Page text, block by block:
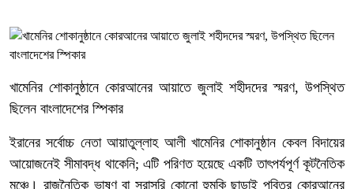
খামেনির শোকানুষ্ঠানে কোরআনের আয়াতে জুলাই শহীদদের স্মরণ, উপস্থিত
ছিলেন বাংলাদেশের স্পিকার
ইরানের সর্বোচ্চ নেতা আয়াতুল্লাহ আলী খামেনির শোকানুষ্ঠান কেবল বিদায়ের
আয়োজনেই সীমাবদ্ধ থাকেনি; এটি পরিণত হয়েছে একটি তাৎপর্যপূর্ণ কূটনৈতিক
মঞ্চে। রাজনৈতিক ভাষণ বা সরাসরি কোনো হুমকি ছাড়াই পবিত্র কোরআনের